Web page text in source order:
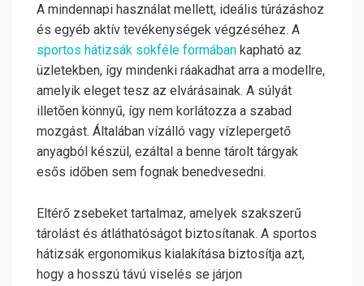
A mindennapi használat mellett, ideális túrázáshoz
és egyéb aktív tevékenységek végzéséhez. A
sportos hátizsák sokféle formában kapható az
üzletekben, így mindenki ráakadhat arra a modellre,
amelyik eleget tesz az elvárásainak. A súlyát
illetően könnyű, így nem korlátozza a szabad
mozgást. Általában vízálló vagy vízlepergető
anyagból készül, ezáltal a benne tárolt tárgyak
esős időben sem fognak benedvesedni.
Eltérő zsebeket tartalmaz, amelyek szakszerű
tárolást és átláthatóságot biztosítanak. A sportos
hátizsák ergonomikus kialakítása biztosítja azt,
hogy a hosszú távú viselés se járjon